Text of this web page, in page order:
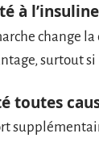
à l’insuline
change la
surtout
toutes